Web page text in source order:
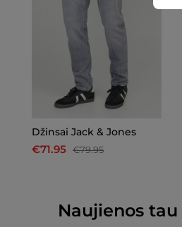
Džinsai Jack & Jones
€71.95 €79.95
Naujienos tau